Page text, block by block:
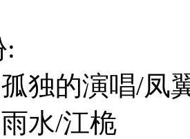
的演唱/凤
水/江桅